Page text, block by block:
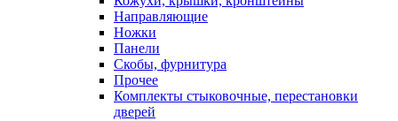
Направляющие
Ножки
Панели
Cкобы, фурнитура
Прочее
Комплекты стыковочные, перестановки
дверей